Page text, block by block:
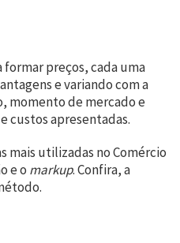
preços, cada uma
e variando com a
momento de mercado e
custos apresentadas.
mais utilizadas no Comércio
e o markup. Confira, a